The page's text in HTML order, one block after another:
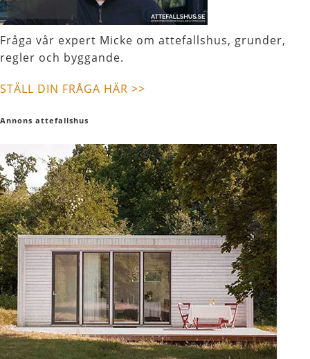
Fråga vår expert Micke om attefallshus, grunder,
regler och byggande.
STÄLL DIN FRÅGA HÄR >>
Annons attefallshus